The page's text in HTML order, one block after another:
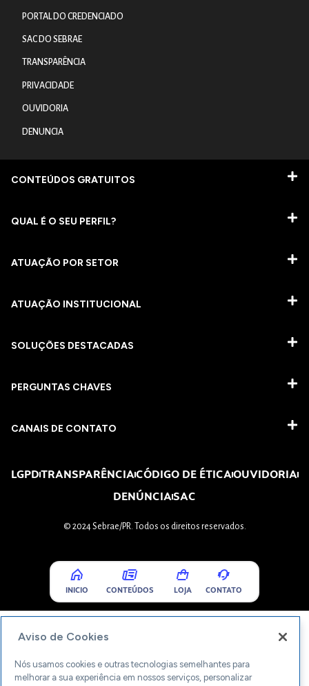
PORTAL DO CREDENCIADO
SAC DO SEBRAE
TRANSPARÊNCIA
PRIVACIDADE
OUVIDORIA
DENUNCIA
CONTEÚDOS GRATUITOS
QUAL É O SEU PERFIL?
ATUAÇÃO POR SETOR
ATUAÇÃO INSTITUCIONAL
SOLUÇÕES DESTACADAS
PERGUNTAS CHAVES​
CANAIS DE CONTATO
LGPDTRANSPARÊNCIACÓDIGO DE ÉTICAOUVIDORIA
DENÚNCIASAC
© 2024 Sebrae/PR. Todos os direitos reservados.
INICIO CONTEÚDOS LOJA CONTATO
Aviso de Cookies
Nós usamos cookies e outras tecnologias semelhantes para
melhorar a sua experiência em nossos serviços, personalizar